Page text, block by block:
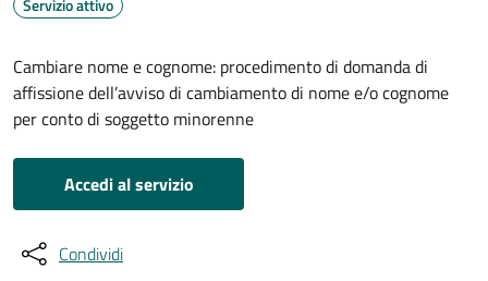
Servizio attivo
Cambiare nome e cognome: procedimento di domanda di
affissione dell’avviso di cambiamento di nome e/o cognome
per conto di soggetto minorenne
Accedi al servizio
Condividi